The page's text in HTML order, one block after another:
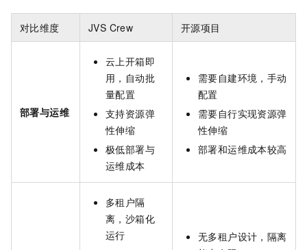
对比维度 JVS Crew 开源项目
部署与运维
云上开箱即
用，自动批
量配置
支持资源弹
性伸缩
极低部署与
运维成本
需要自建环境，手动
配置
需要自行实现资源弹
性伸缩
部署和运维成本较高
多租户隔
离，沙箱化
运行
无多租户设计，隔离